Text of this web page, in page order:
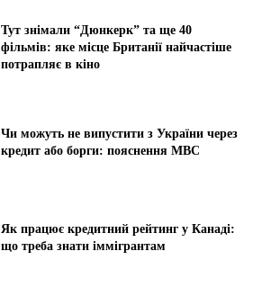
Тут знімали “Дюнкерк” та ще 40
фільмів: яке місце Британії найчастіше
потрапляє в кіно
Чи можуть не випустити з України через
кредит або борги: пояснення МВС
Як працює кредитний рейтинг у Канаді:
що треба знати іммігрантам